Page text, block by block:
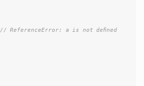
// ReferenceError: a is not defined